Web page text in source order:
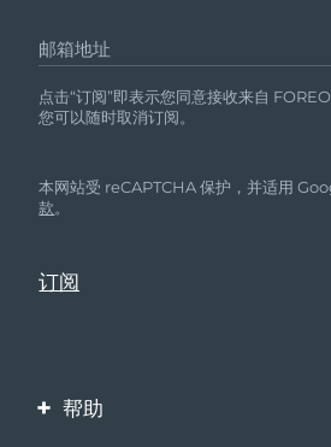
邮箱地址
点击“订阅”即表示您同意接收来自
您可以随时取消订阅。
本网站受 reCAPTCHA 保护，并适用
款。
帮助